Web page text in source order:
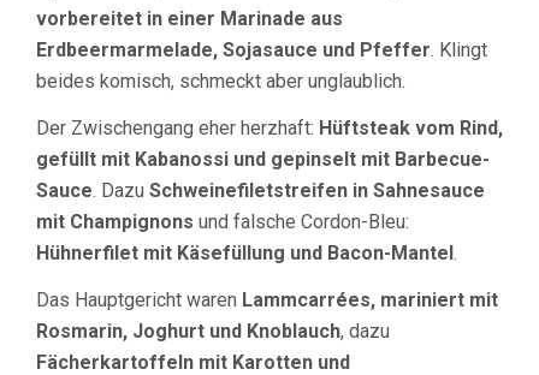
vorbereitet in einer Marinade aus
Erdbeermarmelade, Sojasauce und Pfeffer. Klingt
beides komisch, schmeckt aber unglaublich.
Der Zwischengang eher herzhaft: Hüftsteak vom Rind,
gefüllt mit Kabanossi und gepinselt mit Barbecue-
Sauce. Dazu Schweinefiletstreifen in Sahnesauce
mit Champignons und falsche Cordon-Bleu:
Hühnerfilet mit Käsefüllung und Bacon-Mantel.
Das Hauptgericht waren Lammcarrées, mariniert mit
Rosmarin, Joghurt und Knoblauch, dazu
Fächerkartoffeln mit Karotten und